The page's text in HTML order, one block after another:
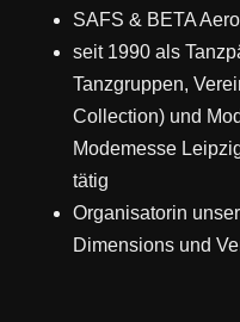
SAFS & BETA
seit 1990 als
Tanzgruppen,
Collection) und
Modemesse
tätig
Organisatorin
Dimensions und